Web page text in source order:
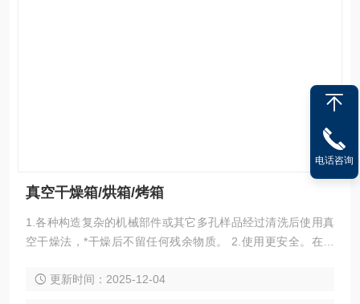
真空干燥箱/烘箱/烤箱
1.各种构造复杂的机械部件或其它多孔样品经过清洗后使用真
空干燥法，*干燥后不留任何残余物质。 2.使用更安全。在真
更新时间：2025-12-04
电话咨询